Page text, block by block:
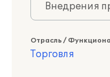
Внедрения
Отрасль /
Торговля